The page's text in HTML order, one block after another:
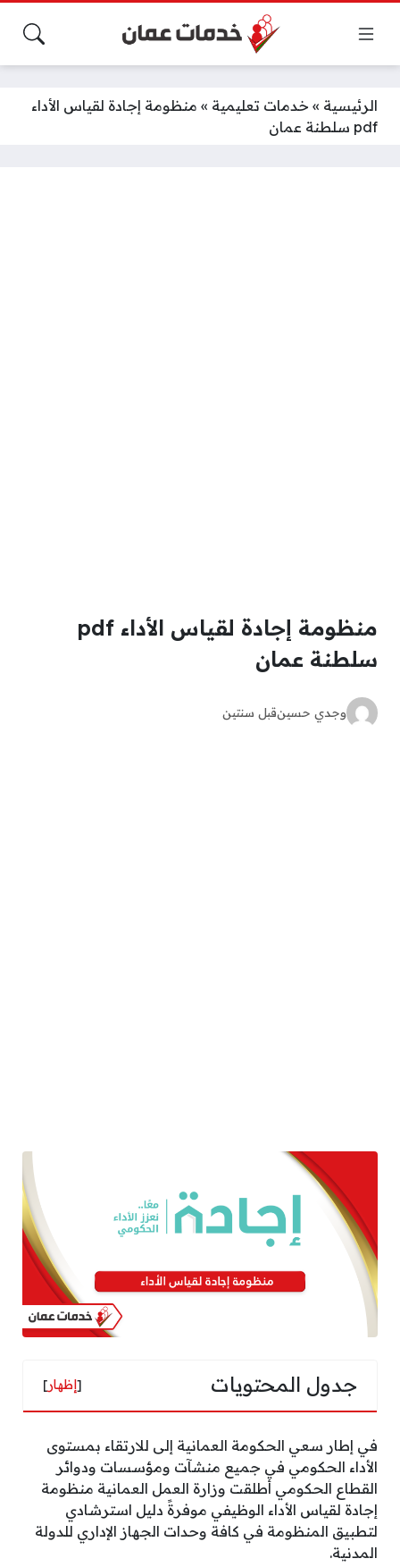
الرئيسية » خدمات تعليمية » منظومة إجادة لقياس الأداء
pdf سلطنة عمان
منظومة إجادة لقياس الأداء pdf
سلطنة عمان
وجدي حسينقبل سنتين
جدول المحتويات [إظهار]
في إطار سعي الحكومة العمانية إلى للارتقاء بمستوى
الأداء الحكومي في جميع منشآت ومؤسسات ودوائر
القطاع الحكومي أطلقت وزارة العمل العمانية منظومة
إجادة لقياس الأداء الوظيفي موفرةً دليل استرشادي
لتطبيق المنظومة في كافة وحدات الجهاز الإداري للدولة
المدنية.